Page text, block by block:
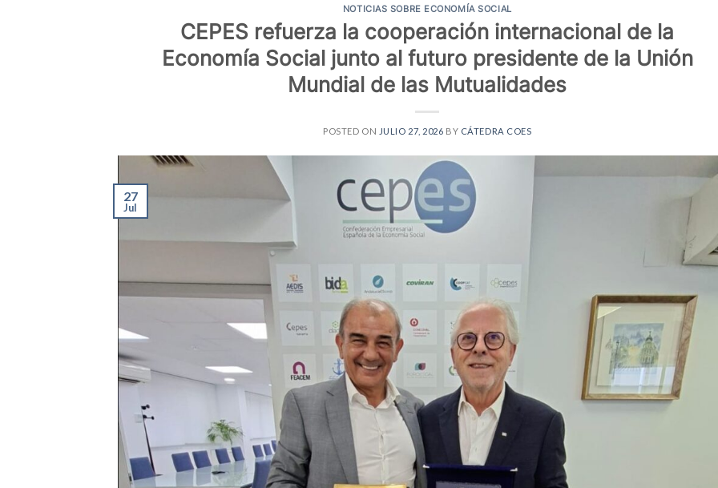
NOTICIAS SOBRE ECONOMÍA SOCIAL
CEPES refuerza la cooperación internacional de la
Economía Social junto al futuro presidente de la Unión
Mundial de las Mutualidades
POSTED ON JULIO 27, 2026 BY CÁTEDRA COES
27
Jul